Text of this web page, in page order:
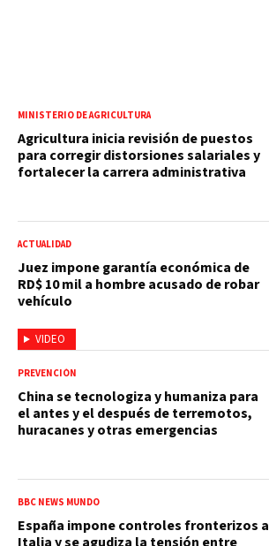
MINISTERIO DE AGRICULTURA
Agricultura inicia revisión de puestos
para corregir distorsiones salariales y
fortalecer la carrera administrativa
VIDEO
ACTUALIDAD
Juez impone garantía económica de
RD$ 10 mil a hombre acusado de robar
vehículo
PREVENCIÓN
China se tecnologiza y humaniza para
el antes y el después de terremotos,
huracanes y otras emergencias
BBC NEWS MUNDO
España impone controles fronterizos a
Italia y se agudiza la tensión entre